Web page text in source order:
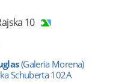
10
(Galeria Morena)
Schuberta 102A